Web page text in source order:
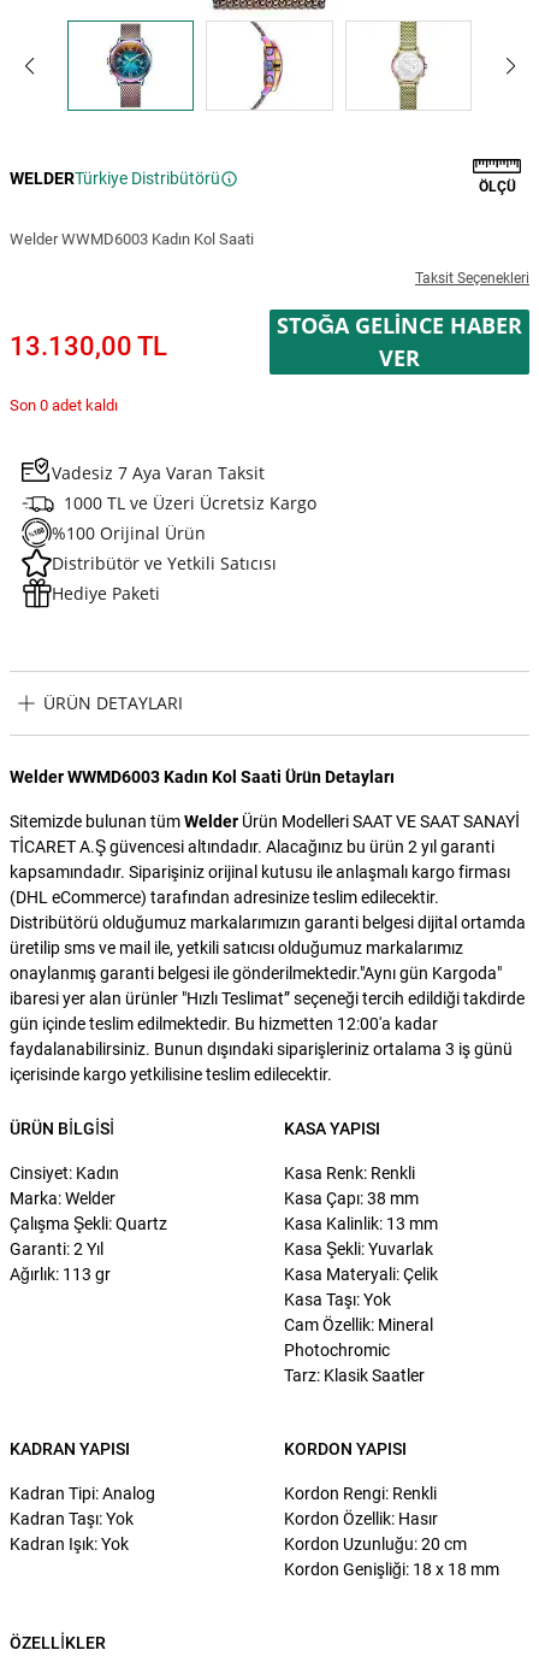
WELDERTürkiye Distribütörü ÖLÇÜ
Welder WWMD6003 Kadın Kol Saati
Taksit Seçenekleri
13.130,00 TL
STOĞA GELINCE HABER
VER
Son 0 adet kaldı
Vadesiz 7 Aya Varan Taksit
1000 TL ve Üzeri Ücretsiz Kargo
%100 Orijinal Ürün
Distribütör ve Yetkili Satıcısı
Hediye Paketi
ÜRÜN DETAYLARI
Welder WWMD6003 Kadın Kol Saati Ürün Detayları
Sitemizde bulunan tümWelder Ürün Modelleri SAAT VE SAAT SANAYİ
TİCARET A.Ş güvencesi altındadır. Alacağınız bu ürün 2 yıl garanti
kapsamındadır. Siparişiniz orijinal kutusu ile anlaşmalı kargo firması
(DHL eCommerce) tarafından adresinize teslim edilecektir.
Distribütörü olduğumuz markalarımızın garanti belgesi dijital ortamda
üretilip sms ve mail ile, yetkili satıcısı olduğumuz markalarımız
onaylanmış garanti belgesi ile gönderilmektedir."Aynı gün Kargoda"
ibaresi yer alan ürünler "Hızlı Teslimat” seçeneği tercih edildiği takdirde
gün içinde teslim edilmektedir. Bu hizmetten 12:00'a kadar
faydalanabilirsiniz. Bunun dışındaki siparişleriniz ortalama 3 iş günü
içerisinde kargo yetkilisine teslim edilecektir.
ÜRÜN BILGISI
Cinsiyet: Kadın
Marka: Welder
Çalışma Şekli: Quartz
Garanti: 2 Yıl
Ağırlık: 113 gr
KASA YAPISI
Kasa Renk: Renkli
Kasa Çapı: 38 mm
Kasa Kalinlik: 13 mm
Kasa Şekli: Yuvarlak
Kasa Materyali: Çelik
Kasa Taşı: Yok
Cam Özellik: Mineral
Photochromic
Tarz: Klasik Saatler
KADRAN YAPISI
Kadran Tipi: Analog
Kadran Taşı: Yok
Kadran Işık: Yok
KORDON YAPISI
Kordon Rengi: Renkli
Kordon Özellik: Hasır
Kordon Uzunluğu: 20 cm
Kordon Genişliği: 18 x 18 mm
ÖZELLIKLER